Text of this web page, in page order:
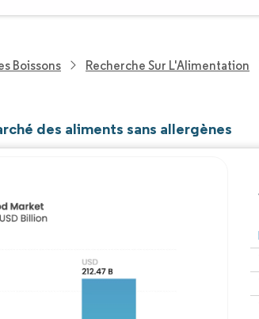
Boissons Recherche Sur L'Alimentation
des aliments sans allergènes